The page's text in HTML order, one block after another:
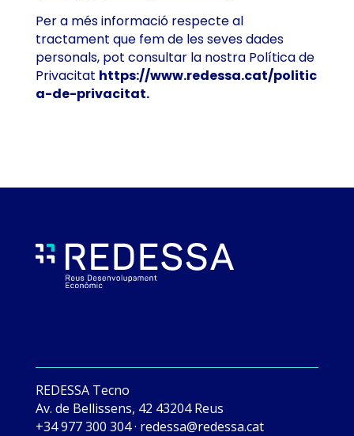
Per a més informació respecte al
tractament que fem de les seves dades
personals, pot consultar la nostra Política de
Privacitat https://www.redessa.cat/politic
a-de-privacitat.
REDESSA Tecno
Av. de Bellissens, 42 43204 Reus
+34 977 300 304· tac.asseder@asseder